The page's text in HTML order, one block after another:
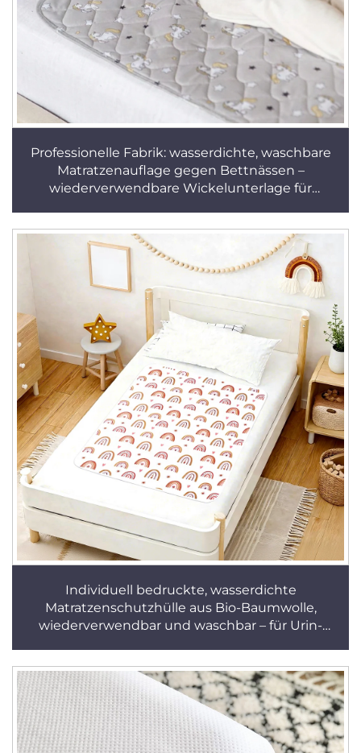
Professionelle Fabrik: wasserdichte, waschbare
Matratzenauflage gegen Bettnässen –
wiederverwendbare Wickelunterlage für
Individuell bedruckte, wasserdichte
Matratzenschutzhülle aus Bio-Baumwolle,
wiederverwendbar und waschbar – für Urin-